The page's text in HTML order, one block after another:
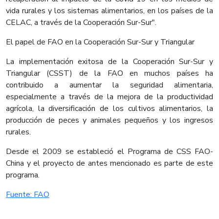
vida rurales y los sistemas alimentarios, en los países de la
CELAC, a través de la Cooperación Sur-Sur".
El papel de FAO en la Cooperación Sur-Sur y Triangular
La implementación exitosa de la Cooperación Sur-Sur y
Triangular (CSST) de la FAO en muchos países ha
contribuido a aumentar la seguridad alimentaria,
especialmente a través de la mejora de la productividad
agrícola, la diversificación de los cultivos alimentarios, la
producción de peces y animales pequeños y los ingresos
rurales.
Desde el 2009 se estableció el Programa de CSS FAO-
China y el proyecto de antes mencionado es parte de este
programa.​
Fuente: FAO​